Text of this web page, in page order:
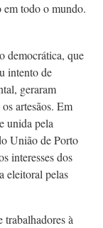
em todo o mundo.
democrática, que
intento de
geraram
artesãos. Em
unida pela
União de Porto
interesses dos
eleitoral pelas
trabalhadores à